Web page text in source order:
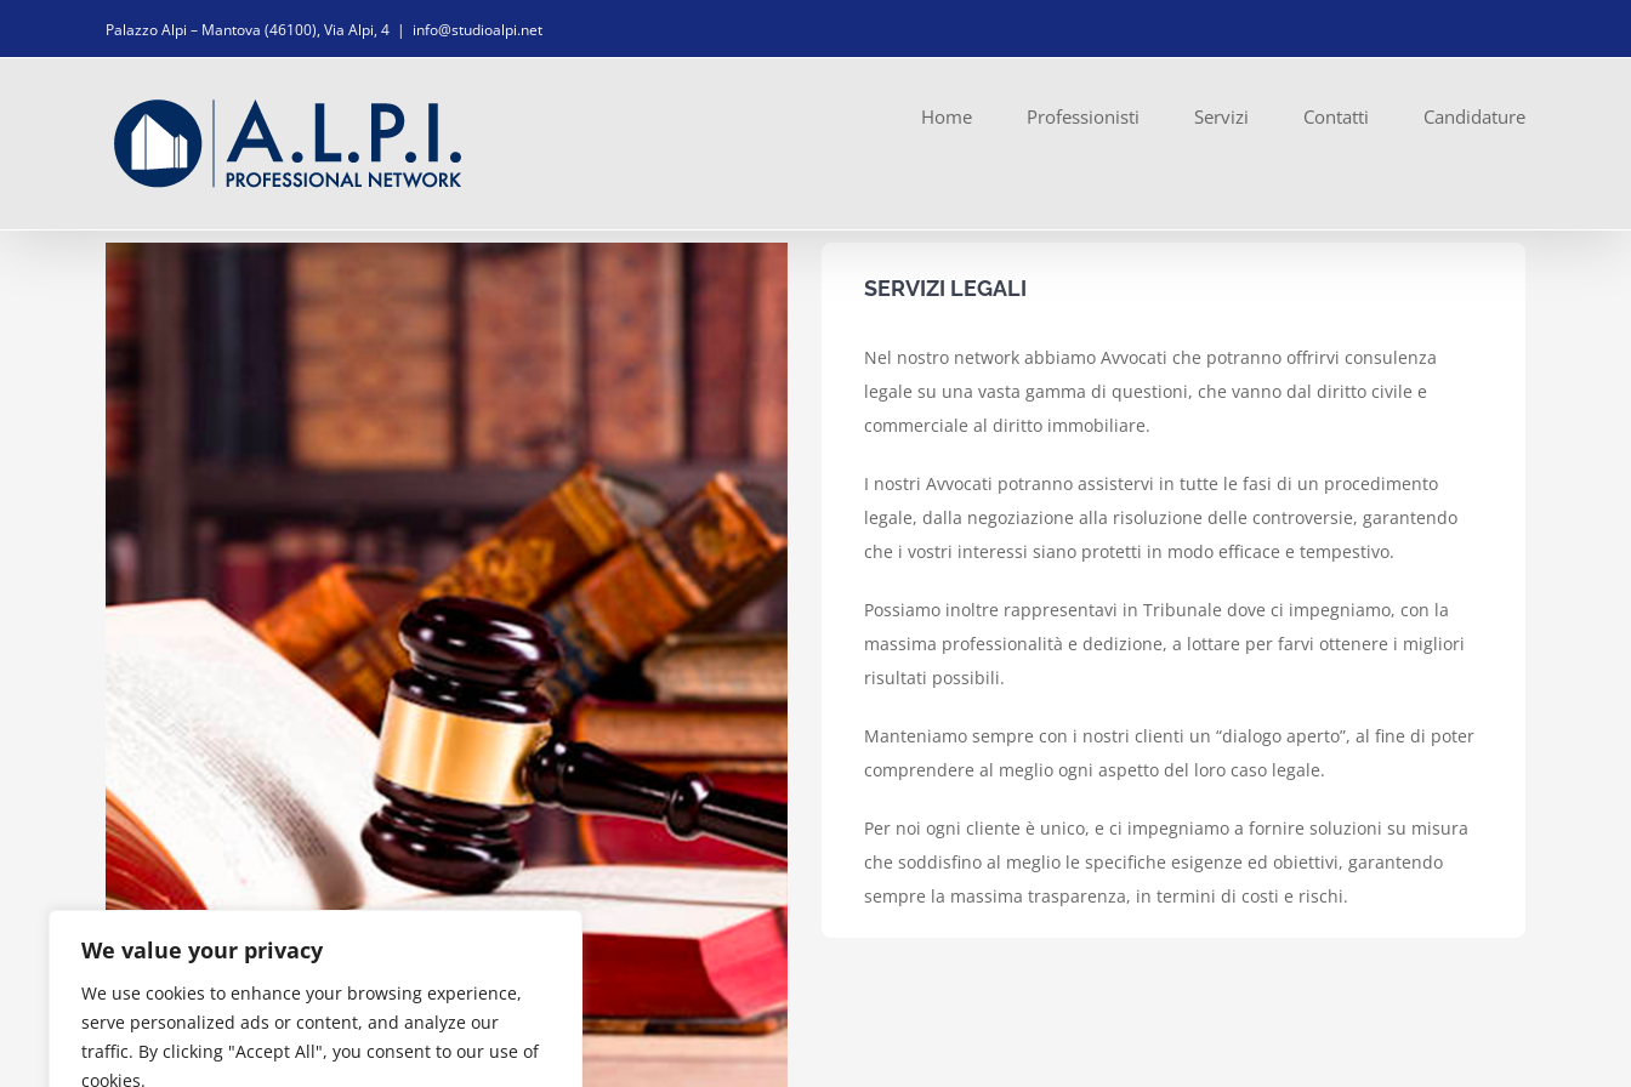
We value your privacy
We use cookies to enhance your browsing experience,
serve personalized ads or content, and analyze our
traffic. By clicking "Accept All", you consent to our use of
cookies.
Palazzo Alpi – Mantova (46100), Via Alpi, 4 | info@studioalpi.net
Home Professionisti Servizi Contatti Candidature
SERVIZI LEGALI
Nel nostro network abbiamo Avvocati che potranno offrirvi consulenza
legale su una vasta gamma di questioni, che vanno dal diritto civile e
commerciale al diritto immobiliare.
I nostri Avvocati potranno assistervi in tutte le fasi di un procedimento
legale, dalla negoziazione alla risoluzione delle controversie, garantendo
che i vostri interessi siano protetti in modo efficace e tempestivo.
Possiamo inoltre rappresentavi in Tribunale dove ci impegniamo, con la
massima professionalità e dedizione, a lottare per farvi ottenere i migliori
risultati possibili.
Manteniamo sempre con i nostri clienti un “dialogo aperto”, al fine di poter
comprendere al meglio ogni aspetto del loro caso legale.
Per noi ogni cliente è unico, e ci impegniamo a fornire soluzioni su misura
che soddisfino al meglio le specifiche esigenze ed obiettivi, garantendo
sempre la massima trasparenza, in termini di costi e rischi.